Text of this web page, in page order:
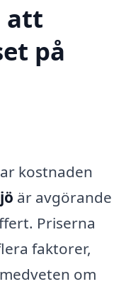
att
på
kostnaden
är avgörande
Priserna
faktorer,
om